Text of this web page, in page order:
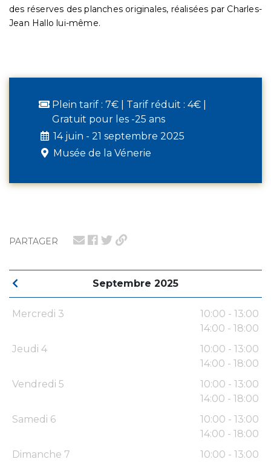
PARTAGER
Septembre 2025
Mercredi 3
10:00 - 13:00
14:00 - 18:00
Jeudi 4
10:00 - 13:00
14:00 - 18:00
Vendredi 5
10:00 - 13:00
14:00 - 18:00
Samedi 6
10:00 - 13:00
14:00 - 18:00
Dimanche 7
10:00 - 13:00
des réserves des planches originales, réalisées par Charles-
Jean Hallo lui-même.
Plein tarif : 7€ | Tarif réduit : 4€ |
Gratuit pour les -25 ans
14 juin - 21 septembre 2025
Musée de la Vénerie